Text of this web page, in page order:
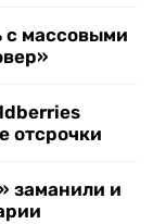
с массовыми
отсрочки
заманили и